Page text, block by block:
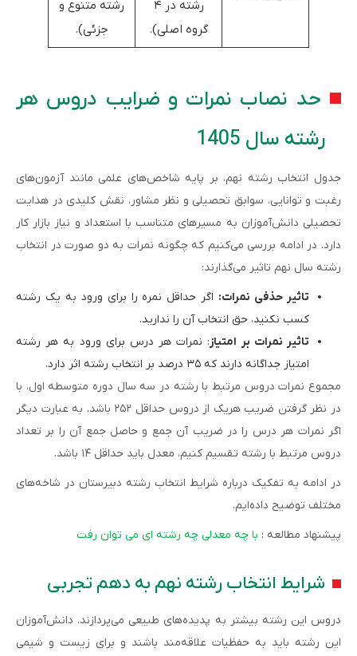
رشته در ۴
گروه اصلی).
رشته متنوع و
جزئی).
حد نصاب نمرات و ضرایب دروس هر
رشته سال 1405
جدول انتخاب رشته نهم، بر پایه شاخص‌های علمی مانند آزمون‌های
رغبت و توانایی، سوابق تحصیلی و نظر مشاور، نقش کلیدی در هدایت
تحصیلی دانش‌آموزان به مسیرهای متناسب با استعداد و نیاز بازار کار
دارد. در ادامه بررسی می‌کنیم که چگونه نمرات به دو صورت در انتخاب
رشته سال نهم تاثیر می‌گذارند:
تاثیر حذفی نمرات: اگر حداقل نمره را برای ورود به یک رشته
کسب نکنید، حق انتخاب آن را ندارید.
تاثیر نمرات بر امتیاز: نمرات هر درس برای ورود به هر رشته
امتیاز جداگانه دارند که ۳۵ درصد بر انتخاب رشته اثر دارد.
مجموع نمرات دروس مرتبط با رشته در سه سال دوره متوسطه اول، با
در نظر گرفتن ضریب هریک از دروس حداقل ۲۵۲ باشد. به عبارت دیگر
اگر نمرات هر درس را در ضریب آن جمع و حاصل جمع آن را بر تعداد
دروس مرتبط با رشته تقسیم کنیم، معدل باید حداقل ۱۴ باشد.
در ادامه به تفکیک درباره شرایط انتخاب رشته دبیرستان در شاخه‌های
مختلف توضیح داده‌ایم.
پیشنهاد مطالعه : با چه معدلی چه رشته ای می توان رفت
شرایط انتخاب رشته نهم به دهم تجربی
دروس این رشته بیشتر به پدیده‌های طبیعی می‌پردازند. دانش‌آموزان
این رشته باید به حفظیات علاقه‌مند باشند و برای زیست و شیمی